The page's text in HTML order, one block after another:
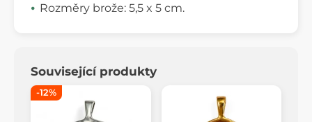
Rozměry brože: 5,5 x 5 cm.
Související produkty
-12%